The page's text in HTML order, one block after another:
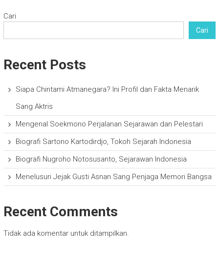
Cari
Cari
Recent Posts
Siapa Chintami Atmanegara? Ini Profil dan Fakta Menarik
Sang Aktris
Mengenal Soekmono Perjalanan Sejarawan dan Pelestari
Biografi Sartono Kartodirdjo, Tokoh Sejarah Indonesia
Biografi Nugroho Notosusanto, Sejarawan Indonesia
Menelusuri Jejak Gusti Asnan Sang Penjaga Memori Bangsa
Recent Comments
Tidak ada komentar untuk ditampilkan.